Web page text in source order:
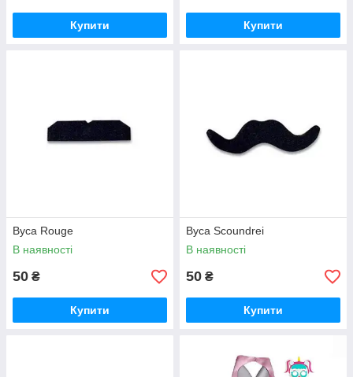
Купити Купити
Вуса Rouge
В наявності
50 ₴
Купити
Вуса Scoundrei
В наявності
50 ₴
Купити